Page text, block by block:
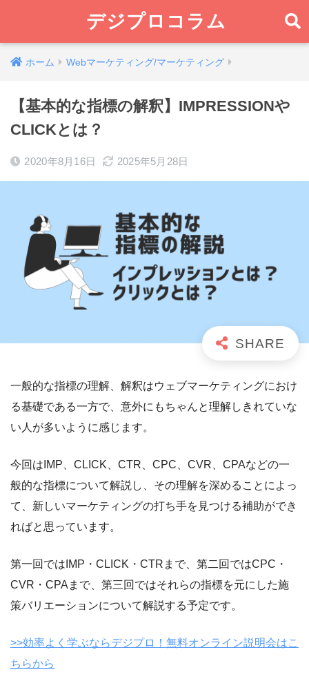
デジプロコラム
ホーム Webマーケティング/マーケティング
【基本的な指標の解釈】IMPRESSIONや
CLICKとは？
2020年8月16日 2025年5月28日
一般的な指標の理解、解釈はウェブマーケティングにおけ
る基礎である一方で、意外にもちゃんと理解しきれていな
い人が多いように感じます。
今回はIMP、CLICK、CTR、CPC、CVR、CPAなどの一
般的な指標について解説し、その理解を深めることによっ
て、新しいマーケティングの打ち手を見つける補助ができ
ればと思っています。
第一回ではIMP・CLICK・CTRまで、第二回ではCPC・
CVR・CPAまで、第三回ではそれらの指標を元にした施
策バリエーションについて解説する予定です。
>>効率よく学ぶならデジプロ！無料オンライン説明会はこ
ちらから